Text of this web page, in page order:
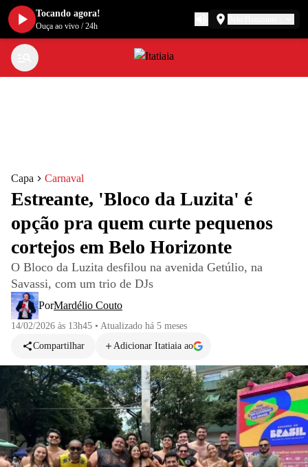
Capa Carnaval
Estreante, 'Bloco da Luzita' é
opção pra quem curte pequenos
cortejos em Belo Horizonte
O Bloco da Luzita desfilou na avenida Getúlio, na
Savassi, com um trio de DJs
PorMardélio Couto
14/02/2026 às 13h45 • Atualizado há 5 meses
Compartilhar
Adicionar Itatiaia ao
Tocando agora!
Ouça ao vivo /24h